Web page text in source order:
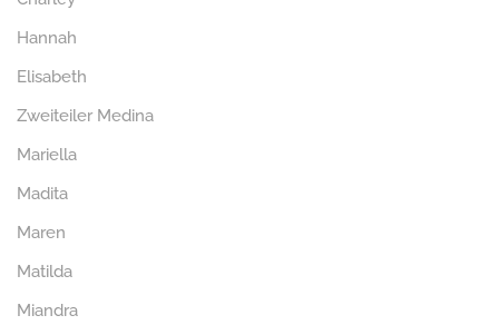
Hannah
Elisabeth
Zweiteiler Medina
Mariella
Madita
Maren
Matilda
Miandra